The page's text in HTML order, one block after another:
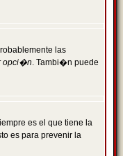
las
opci�n. Tambi�n puede
es el que tiene la
es para prevenir la